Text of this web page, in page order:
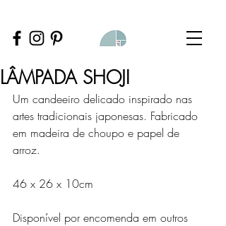
LÂMPADA SHOJI
Um candeeiro delicado inspirado nas
artes tradicionais japonesas. Fabricado
em madeira de choupo e papel de
arroz.
46 x 26 x 10cm
Disponível por encomenda em outros